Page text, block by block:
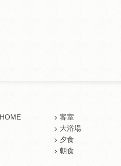
客室
大浴場
夕食
朝食